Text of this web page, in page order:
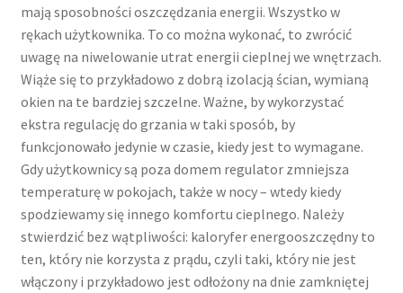
mają sposobności oszczędzania energii. Wszystko w
rękach użytkownika. To co można wykonać, to zwrócić
uwagę na niwelowanie utrat energii cieplnej we wnętrzach.
Wiąże się to przykładowo z dobrą izolacją ścian, wymianą
okien na te bardziej szczelne. Ważne, by wykorzystać
ekstra regulację do grzania w taki sposób, by
funkcjonowało jedynie w czasie, kiedy jest to wymagane.
Gdy użytkownicy są poza domem regulator zmniejsza
temperaturę w pokojach, także w nocy – wtedy kiedy
spodziewamy się innego komfortu cieplnego. Należy
stwierdzić bez wątpliwości: kaloryfer energooszczędny to
ten, który nie korzysta z prądu, czyli taki, który nie jest
włączony i przykładowo jest odłożony na dnie zamkniętej